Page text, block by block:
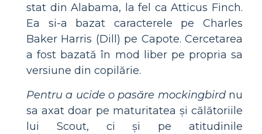
stat din Alabama, la fel ca Atticus Finch.
Ea si-a bazat caracterele pe Charles
Baker Harris (Dill) pe Capote. Cercetarea
a fost bazată în mod liber pe propria sa
versiune din copilărie.
Pentru a ucide o pasăre mockingbirdnu
sa axat doar pe maturitatea și călătoriile
lui Scout, ci și pe atitudinile